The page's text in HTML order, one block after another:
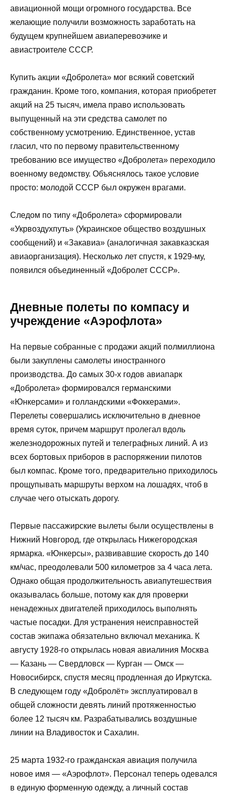
авиационной мощи огромного государства. Все
желающие получили возможность заработать на
будущем крупнейшем авиаперевозчике и
авиастроителе СССР.
Купить акции «Добролета» мог всякий советский
гражданин. Кроме того, компания, которая приобретет
акций на 25 тысяч, имела право использовать
выпущенный на эти средства самолет по
собственному усмотрению. Единственное, устав
гласил, что по первому правительственному
требованию все имущество «Добролета» переходило
военному ведомству. Объяснялось такое условие
просто: молодой СССР был окружен врагами.
Следом по типу «Добролета» сформировали
«Укрвоздухпуть» (Украинское общество воздушных
сообщений) и «Закавиа» (аналогичная закавказская
авиаорганизация). Несколько лет спустя, к 1929-му,
появился объединенный «Добролет СССР».
Дневные полеты по компасу и
учреждение «Аэрофлота»
На первые собранные с продажи акций полмиллиона
были закуплены самолеты иностранного
производства. До самых 30-х годов авиапарк
«Добролета» формировался германскими
«Юнкерсами» и голландскими «Фоккерами».
Перелеты совершались исключительно в дневное
время суток, причем маршрут пролегал вдоль
железнодорожных путей и телеграфных линий. А из
всех бортовых приборов в распоряжении пилотов
был компас. Кроме того, предварительно приходилось
прощупывать маршруты верхом на лошадях, чтоб в
случае чего отыскать дорогу.
Первые пассажирские вылеты были осуществлены в
Нижний Новгород, где открылась Нижегородская
ярмарка. «Юнкерсы», развивавшие скорость до 140
км/час, преодолевали 500 километров за 4 часа лета.
Однако общая продолжительность авиапутешествия
оказывалась больше, потому как для проверки
ненадежных двигателей приходилось выполнять
частые посадки. Для устранения неисправностей
состав экипажа обязательно включал механика. К
августу 1928-го открылась новая авиалиния Москва
— Казань — Свердловск — Курган — Омск —
Новосибирск, спустя месяц продленная до Иркутска.
В следующем году «Добролёт» эксплуатировал в
общей сложности девять линий протяженностью
более 12 тысяч км. Разрабатывались воздушные
линии на Владивосток и Сахалин.
25 марта 1932-го гражданская авиация получила
новое имя — «Аэрофлот». Персонал теперь одевался
в единую форменную одежду, а личный состав